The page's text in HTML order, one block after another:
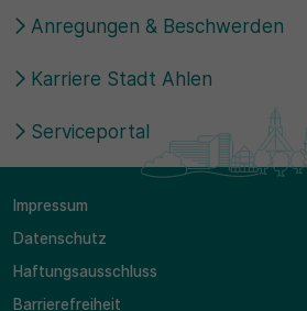
Anregungen & Beschwerden
Karriere Stadt Ahlen
Serviceportal
Impressum
Datenschutz
Haftungsausschluss
Barrierefreiheit